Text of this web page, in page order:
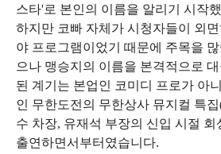
스타'로 본인의 이름을 알리기 시작
하지만 코빠 자체가 시청자들이 외
야 프로그램이었기 때문에 주목을
으나 맹승지의 이름을 본격적으로
된 계기는 본업인 코미디 프로가 아
인 무한도전의 무한상사 뮤지컬 특
수 차장, 유재석 부장의 신입 시절 회
출연하면서부터였습니다.